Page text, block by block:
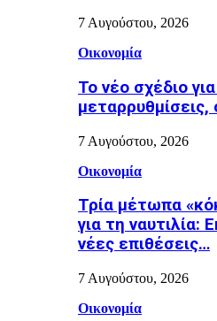
7 Αυγούστου, 2026
Οικονομία
Το νέο σχέδιο
μεταρρυθμίσεις,
7 Αυγούστου, 2026
Οικονομία
Τρία μέτωπα
για τη ναυτιλία:
νέες επιθέσεις…
7 Αυγούστου, 2026
Οικονομία